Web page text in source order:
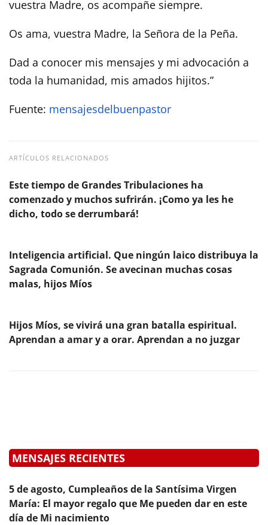
vuestra Madre, os acompañe siempre.
Os ama, vuestra Madre, la Señora de la Peña.
Dad a conocer mis mensajes y mi advocación a
toda la humanidad, mis amados hijitos.”
Fuente: mensajesdelbuenpastor
ARTÍCULOS RELACIONADOS
Este tiempo de Grandes Tribulaciones ha
comenzado y muchos sufrirán. ¡Como ya les he
dicho, todo se derrumbará!
Inteligencia artificial. Que ningún laico distribuya la
Sagrada Comunión. Se avecinan muchas cosas
malas, hijos Míos
Hijos Míos, se vivirá una gran batalla espiritual.
Aprendan a amar y a orar. Aprendan a no juzgar
MENSAJES RECIENTES
5 de agosto, Cumpleaños de la Santísima Virgen
María: El mayor regalo que Me pueden dar en este
día de Mi nacimiento